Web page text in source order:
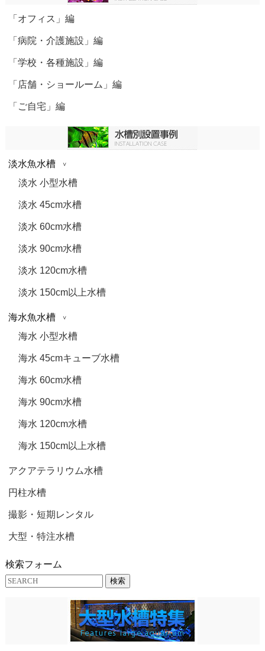
「オフィス」編
「病院・介護施設」編
「学校・各種施設」編
「店舗・ショールーム」編
「ご自宅」編
淡水魚水槽
淡水 小型水槽
淡水 45cm水槽
淡水 60cm水槽
淡水 90cm水槽
淡水 120cm水槽
淡水 150cm以上水槽
海水魚水槽
海水 小型水槽
海水 45cmキューブ水槽
海水 60cm水槽
海水 90cm水槽
海水 120cm水槽
海水 150cm以上水槽
アクアテラリウム水槽
円柱水槽
撮影・短期レンタル
大型・特注水槽
検索フォーム
検索